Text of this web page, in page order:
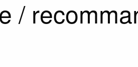
/